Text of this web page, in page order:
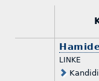
LINKE